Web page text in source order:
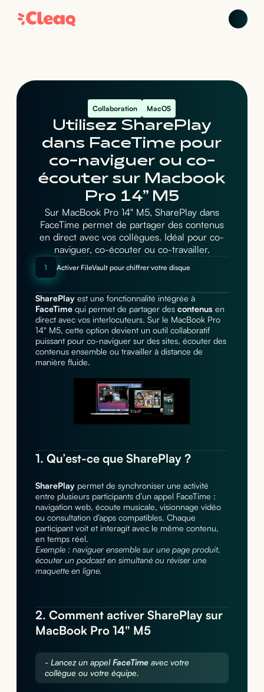
Collaboration MacOS
Utilisez SharePlay
dans FaceTime pour
co-naviguer ou co-
écouter sur Macbook
Pro 14” M5
Sur MacBook Pro 14" M5, SharePlay dans
FaceTime permet de partager des contenus
en direct avec vos collègues. Idéal pour co-
naviguer, co-écouter ou co-travailler.
1 Activer FileVault pour chiffrer votre disque
SharePlayest une fonctionnalité intégrée à
FaceTimequi permet de partager des contenus en
direct avec vos interlocuteurs. Sur le MacBook Pro
14" M5, cette option devient un outil collaboratif
puissant pour co-naviguer sur des sites, écouter des
contenus ensemble ou travailler à distance de
manière fluide.
1. Qu’est-ce que SharePlay ?
SharePlaypermet de synchroniser une activité
entre plusieurs participants d’un appel FaceTime :
navigation web, écoute musicale, visionnage vidéo
ou consultation d’apps compatibles. Chaque
participant voit et interagit avec le même contenu,
en temps réel.
Exemple : naviguer ensemble sur une page produit,
écouter un podcast en simultané ou réviser une
maquette en ligne.
2. Comment activer SharePlay sur
MacBook Pro 14" M5
- Lancez un appelFaceTimeavec votre
collègue ou votre équipe.